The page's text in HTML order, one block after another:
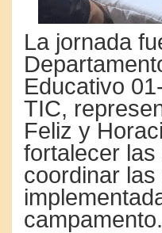
La jornada
Educativo
TIC,
Feliz y
fortalecer
coordinar
campamento.